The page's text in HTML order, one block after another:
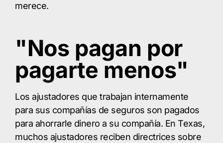
merece.
"Nos pagan por
pagarte menos"
Los ajustadores que trabajan internamente
para sus compañías de seguros son pagados
para ahorrarle dinero a su compañía. En Texas,
muchos ajustadores reciben directrices sobre